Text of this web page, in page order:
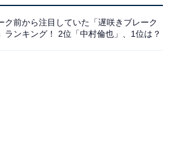
ク前から注目していた「遅咲きブレーク
ランキング！ 2位「中村倫也」、1位は？